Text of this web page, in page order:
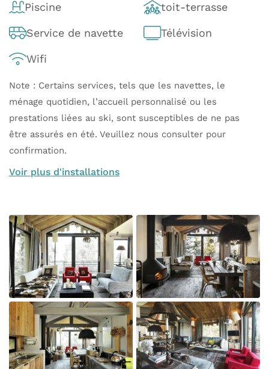
Piscine toit-terrasse
Service de navette Télévision
Wifi
Note : Certains services, tels que les navettes, le
ménage quotidien, l’accueil personnalisé ou les
prestations liées au ski, sont susceptibles de ne pas
être assurés en été. Veuillez nous consulter pour
confirmation.
Voir plus d'installations